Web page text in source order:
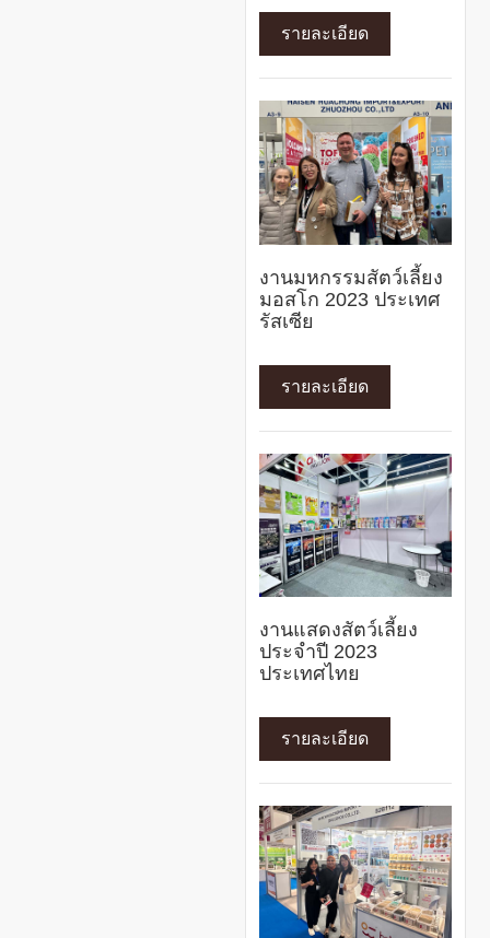
รายละเอียด
งานมหกรรมสัตว์เลี้ยง
มอสโก 2023 ประเทศ
รัสเซีย
รายละเอียด
งานแสดงสัตว์เลี้ยง
ประจำปี 2023
ประเทศไทย
รายละเอียด